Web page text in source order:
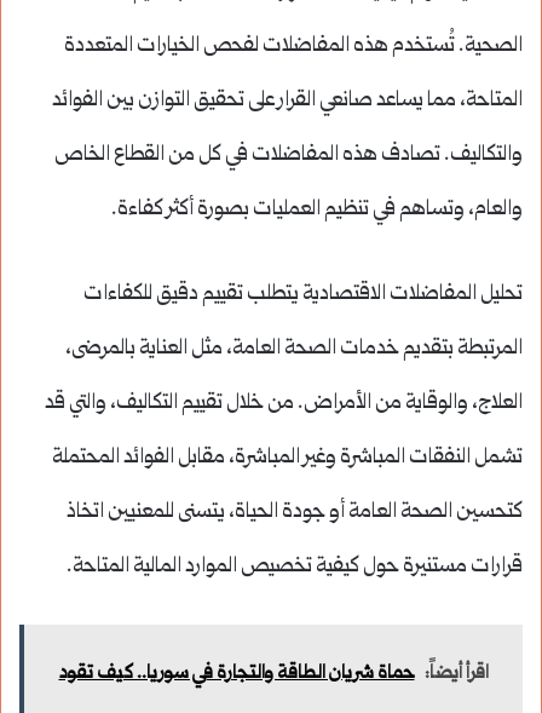
الصحية. تُستخدم هذه المفاضلات لفحص الخيارات المتعددة
المتاحة، مما يساعد صانعي القرار على تحقيق التوازن بين الفوائد
والتكاليف. تصادف هذه المفاضلات في كل من القطاع الخاص
والعام، وتساهم في تنظيم العمليات بصورة أكثر كفاءة.
تحليل المفاضلات الاقتصادية يتطلب تقييم دقيق للكفاءات
المرتبطة بتقديم خدمات الصحة العامة، مثل العناية بالمرضى،
العلاج، والوقاية من الأمراض. من خلال تقييم التكاليف، والتي قد
تشمل النفقات المباشرة وغير المباشرة، مقابل الفوائد المحتملة
كتحسين الصحة العامة أو جودة الحياة، يتسنى للمعنيين اتخاذ
قرارات مستنيرة حول كيفية تخصيص الموارد المالية المتاحة.
اقرأ أيضاً: حماة شريان الطاقة والتجارة في سوريا.. كيف تقود